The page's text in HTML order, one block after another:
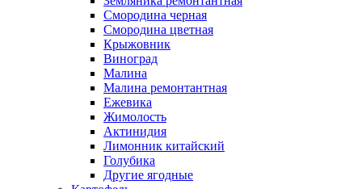
Смородина черная
Смородина цветная
Крыжовник
Виноград
Малина
Малина ремонтантная
Ежевика
Жимолость
Актинидия
Лимонник китайский
Голубика
Другие ягодные